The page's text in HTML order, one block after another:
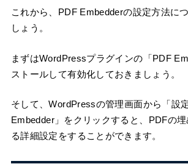
これから、PDF Embedderの設定方法に
しょう。
まずはWordPressプラグインの「PDF
ストールして有効化しておきましょう。
そして、WordPressの管理画面から「設
Embedder」をクリックすると、PDFの
る詳細設定をすることができます。